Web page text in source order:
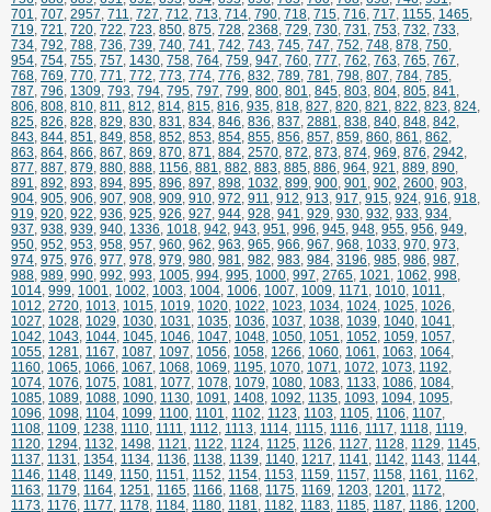
701, 707, 2957, 711, 727, 712, 713, 714, 790, 718, 715, 716, 717, 1155, 1465,
719, 721, 720, 722, 723, 850, 875, 728, 2368, 729, 730, 731, 753, 732, 733,
734, 792, 788, 736, 739, 740, 741, 742, 743, 745, 747, 752, 748, 878, 750,
954, 754, 755, 757, 1430, 758, 764, 759, 947, 760, 777, 762, 763, 765, 767,
768, 769, 770, 771, 772, 773, 774, 776, 832, 789, 781, 798, 807, 784, 785,
787, 796, 1309, 793, 794, 795, 797, 799, 800, 801, 845, 803, 804, 805, 841,
806, 808, 810, 811, 812, 814, 815, 816, 935, 818, 827, 820, 821, 822, 823, 824,
825, 826, 828, 829, 830, 831, 834, 846, 836, 837, 2881, 838, 840, 848, 842,
843, 844, 851, 849, 858, 852, 853, 854, 855, 856, 857, 859, 860, 861, 862,
863, 864, 866, 867, 869, 870, 871, 884, 2570, 872, 873, 874, 969, 876, 2942,
877, 887, 879, 880, 888, 1156, 881, 882, 883, 885, 886, 964, 921, 889, 890,
891, 892, 893, 894, 895, 896, 897, 898, 1032, 899, 900, 901, 902, 2600, 903,
904, 905, 906, 907, 908, 909, 910, 972, 911, 912, 913, 917, 915, 924, 916, 918,
919, 920, 922, 936, 925, 926, 927, 944, 928, 941, 929, 930, 932, 933, 934,
937, 938, 939, 940, 1336, 1018, 942, 943, 951, 996, 945, 948, 955, 956, 949,
950, 952, 953, 958, 957, 960, 962, 963, 965, 966, 967, 968, 1033, 970, 973,
974, 975, 976, 977, 978, 979, 980, 981, 982, 983, 984, 3196, 985, 986, 987,
988, 989, 990, 992, 993, 1005, 994, 995, 1000, 997, 2765, 1021, 1062, 998,
1014, 999, 1001, 1002, 1003, 1004, 1006, 1007, 1009, 1171, 1010, 1011,
1012, 2720, 1013, 1015, 1019, 1020, 1022, 1023, 1034, 1024, 1025, 1026,
1027, 1028, 1029, 1030, 1031, 1035, 1036, 1037, 1038, 1039, 1040, 1041,
1042, 1043, 1044, 1045, 1046, 1047, 1048, 1050, 1051, 1052, 1059, 1057,
1055, 1281, 1167, 1087, 1097, 1056, 1058, 1266, 1060, 1061, 1063, 1064,
1160, 1065, 1066, 1067, 1068, 1069, 1195, 1070, 1071, 1072, 1073, 1192,
1074, 1076, 1075, 1081, 1077, 1078, 1079, 1080, 1083, 1133, 1086, 1084,
1085, 1089, 1088, 1090, 1130, 1091, 1408, 1092, 1135, 1093, 1094, 1095,
1096, 1098, 1104, 1099, 1100, 1101, 1102, 1123, 1103, 1105, 1106, 1107,
1108, 1109, 1238, 1110, 1111, 1112, 1113, 1114, 1115, 1116, 1117, 1118, 1119,
1120, 1294, 1132, 1498, 1121, 1122, 1124, 1125, 1126, 1127, 1128, 1129, 1145,
1137, 1131, 1354, 1134, 1136, 1138, 1139, 1140, 1217, 1141, 1142, 1143, 1144,
1146, 1148, 1149, 1150, 1151, 1152, 1154, 1153, 1159, 1157, 1158, 1161, 1162,
1163, 1179, 1164, 1251, 1165, 1166, 1168, 1175, 1169, 1203, 1201, 1172,
1173, 1176, 1177, 1178, 1184, 1180, 1181, 1182, 1183, 1185, 1187, 1186, 1200,